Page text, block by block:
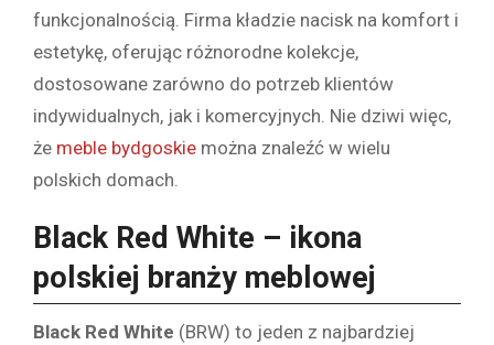
funkcjonalnością. Firma kładzie nacisk na komfort i
estetykę, oferując różnorodne kolekcje,
dostosowane zarówno do potrzeb klientów
indywidualnych, jak i komercyjnych. Nie dziwi więc,
że meble bydgoskie można znaleźć w wielu
polskich domach.
Black Red White – ikona
polskiej branży meblowej
Black Red White (BRW) to jeden z najbardziej